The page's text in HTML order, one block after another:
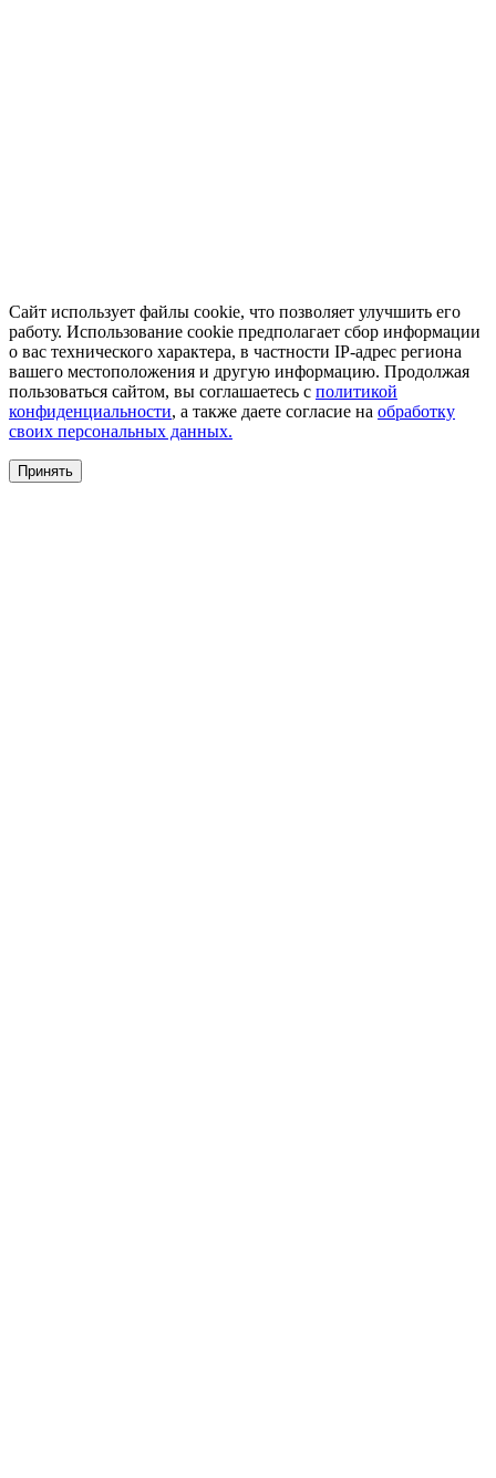
Сайт использует файлы cookie, что позволяет улучшить его
работу. Использование cookie предполагает сбор информации
о вас технического характера, в частности IP-адрес региона
вашего местоположения и другую информацию. Продолжая
пользоваться сайтом, вы соглашаетесь с политикой
конфиденциальности, а также даете согласие на обработку
своих персональных данных.
Принять